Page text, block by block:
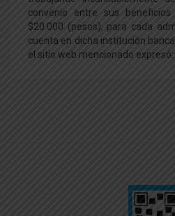
convenio entre sus
$20.000 (pesos), para cada
cuenta en dicha institución
el sitio web mencionado expresó: